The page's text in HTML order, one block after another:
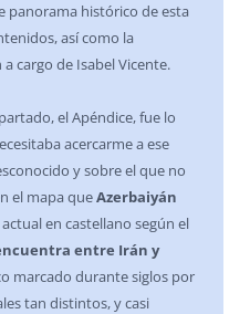
panorama histórico de esta
así como la
cargo de Isabel Vicente.
el Apéndice, fue lo
acercarme a ese
y sobre el que no
el mapa queAzerbaiyán
en castellano según el
entre Irán y
marcado durante siglos por
tan distintos, y casi